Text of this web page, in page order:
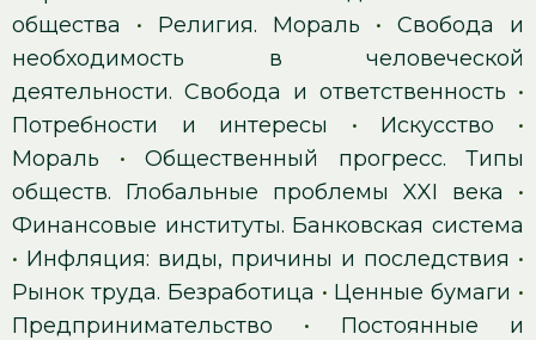
общества • Религия. Мораль • Свобода и
необходимость в человеческой
деятельности. Свобода и ответственность •
Потребности и интересы
• Искусство •
Мораль • Общественный прогресс. Типы
обществ. Глобальные проблемы XXI века •
Финансовые институты. Банковская система
• Инфляция: виды, причины и последствия •
Рынок труда. Безработица • Ценные бумаги •
Предпринимательство • Постоянные и